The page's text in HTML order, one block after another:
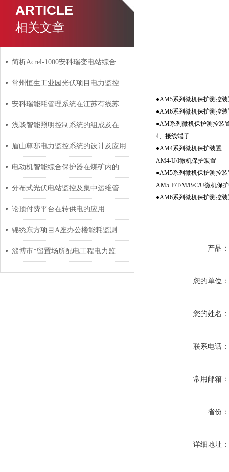
ARTICLE
相关文章
简析Acrel-1000安科瑞变电站综合自动化系统选型与应用
常州恒生工业园光伏项目电力监控系统的设计与应用
安科瑞能耗管理系统在江苏有线苏州传输中心的应用总结
浅谈智能照明控制系统的组成及在轨道交通中的应用
眉山尊邸电力监控系统的设计及应用
电动机智能综合保护器在煤矿内的应用分析 安科瑞 许敏
分布式光伏电站监控及集中运维管理 安科瑞 许敏
论预付费平台在转供电的应用
锦绣东方项目A座办公楼能耗监测系统的研究与应用
淄博市*留置场所配电工程电力监控系统的设计与应用
●AM5系列微机保护测控
●AM6系列微机保护测控
●AM系列微机保护测控装
4、接线端子
●AM4系列微机保护装置
AM4-U/I微机保护装置
●AM5系列微机保护测控
AM5-F/T/M/B/C/U微机保
●AM6系列微机保护测控
产品：
您的单位：
您的姓名：
联系电话：
常用邮箱：
省份：
详细地址：